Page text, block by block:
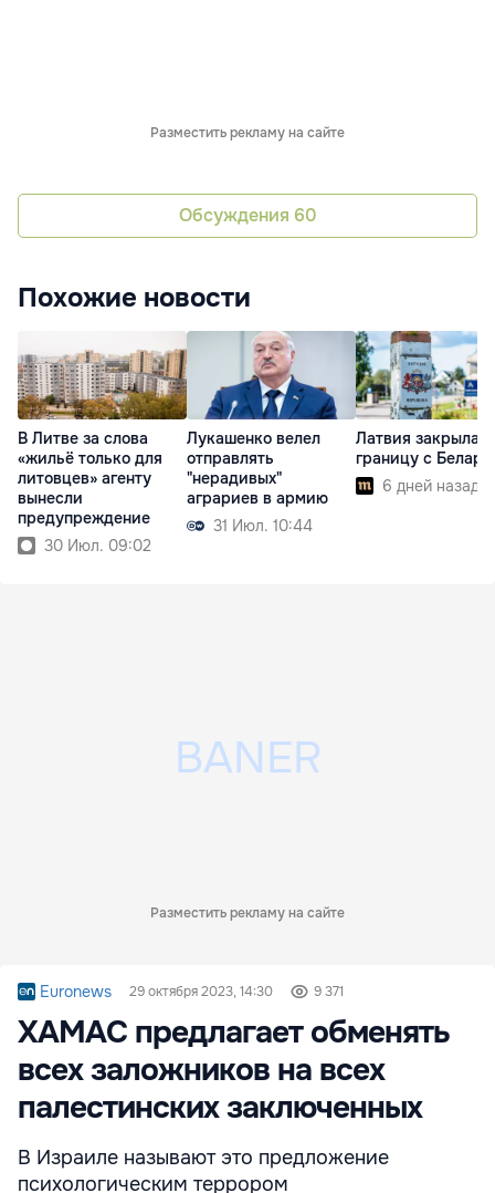
Разместить рекламу на сайте
Обсуждения 60
Похожие новости
В Литве за слова
«жильё только для
литовцев» агенту
вынесли
предупреждение
30 Июл. 09:02
Лукашенко велел
отправлять
"нерадивых"
аграриев в армию
31 Июл. 10:44
Латвия закрыла
границу с
6 дней назад
Разместить рекламу на сайте
Euronews 29 октября 2023, 14:30 9 371
ХАМАС предлагает обменять
всех заложников на всех
палестинских заключенных
В Израиле называют это предложение
психологическим террором